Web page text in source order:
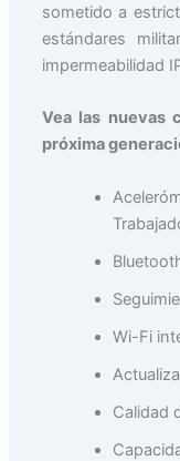
sometido a
estándares
impermeabilidad
Vea las nuevas
próxima
Wi-Fi
Calidad